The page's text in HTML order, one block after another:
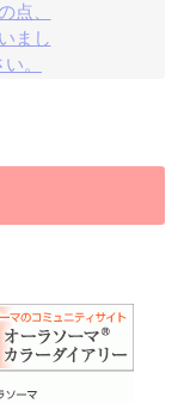
点、
まし
。